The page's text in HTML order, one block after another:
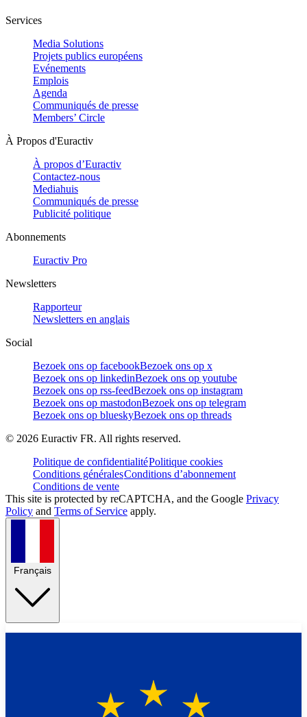
Services
Media Solutions
Projets publics européens
Evénements
Emplois
Agenda
Communiqués de presse
Members’ Circle
À Propos d'Euractiv
À propos d’Euractiv
Contactez-nous
Mediahuis
Communiqués de presse
Publicité politique
Abonnements
Euractiv Pro
Newsletters
Rapporteur
Newsletters en anglais
Social
Bezoek ons op facebookBezoek ons op x
Bezoek ons op linkedinBezoek ons op youtube
Bezoek ons op rss-feedBezoek ons op instagram
Bezoek ons op mastodonBezoek ons op telegram
Bezoek ons op blueskyBezoek ons op threads
© 2026 Euractiv FR. All rights reserved.
Politique de confidentialitéPolitique cookies
Conditions généralesConditions d’abonnement
Conditions de vente
This site is protected by reCAPTCHA, and the Google Privacy
Policy and Terms of Service apply.
Français